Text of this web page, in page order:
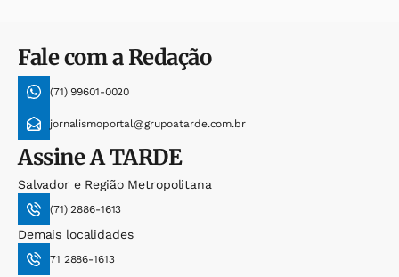
Fale com a Redação
(71) 99601-0020
jornalismoportal@grupoatarde.com.br
AssineA TARDE
Salvador e Região Metropolitana
(71) 2886-1613
Demais localidades
71 2886-1613